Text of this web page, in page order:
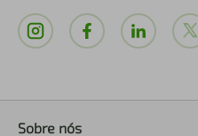
Sobre nós